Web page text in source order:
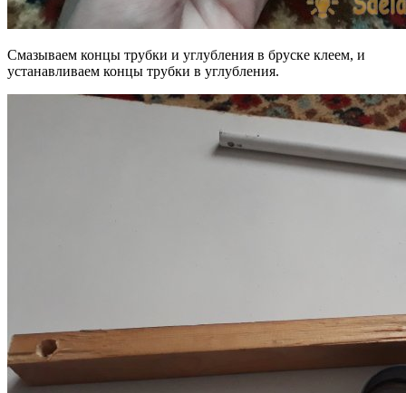
Смазываем концы трубки и углубления в бруске клеем, и
устанавливаем концы трубки в углубления.